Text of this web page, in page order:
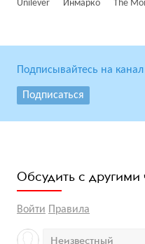
Unilever Инмарко The
Подписывайтесь на канал
Подписаться
Обсудить с другими
Войти Правила
Неизвестный